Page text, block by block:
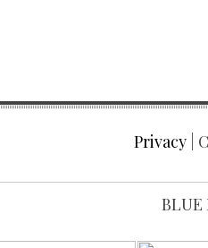
Privacy |
BLUE